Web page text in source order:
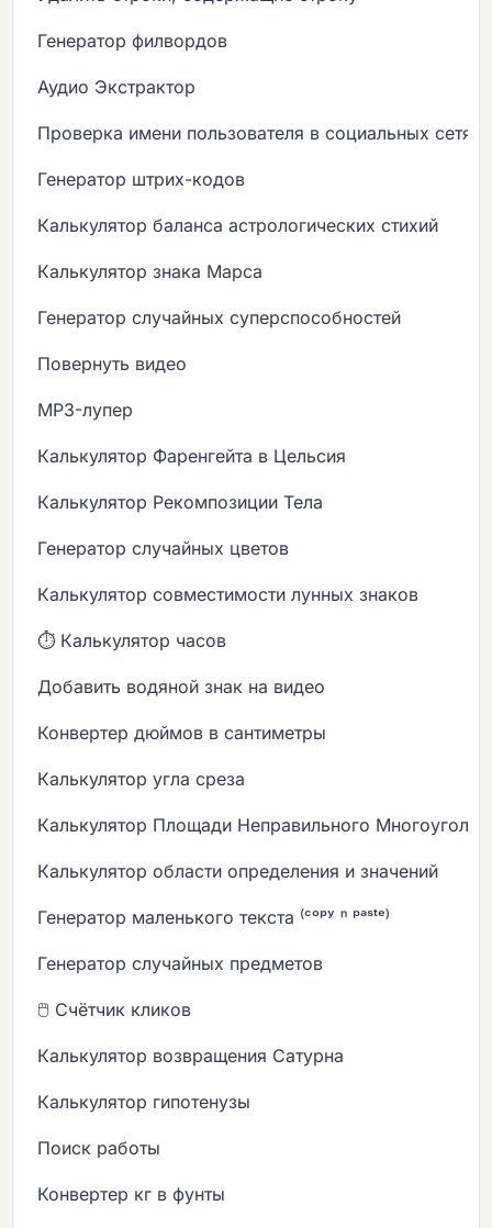
Генератор филвордов
Аудио Экстрактор
Проверка имени пользователя в социальных сетях
Генератор штрих-кодов
Калькулятор баланса астрологических стихий
Калькулятор знака Марса
Генератор случайных суперспособностей
Повернуть видео
MP3-лупер
Калькулятор Фаренгейта в Цельсия
Калькулятор Рекомпозиции Тела
Генератор случайных цветов
Калькулятор совместимости лунных знаков
⏱️ Калькулятор часов
Добавить водяной знак на видео
Конвертер дюймов в сантиметры
Калькулятор угла среза
Калькулятор Площади Неправильного
Калькулятор области определения и значений
Генератор маленького текста ⁽ᶜᵒᵖʸ ⁿ ᵖᵃˢᵗᵉ⁾
Генератор случайных предметов
🖱️ Счётчик кликов
Калькулятор возвращения Сатурна
Калькулятор гипотенузы
Поиск работы
Конвертер кг в фунты